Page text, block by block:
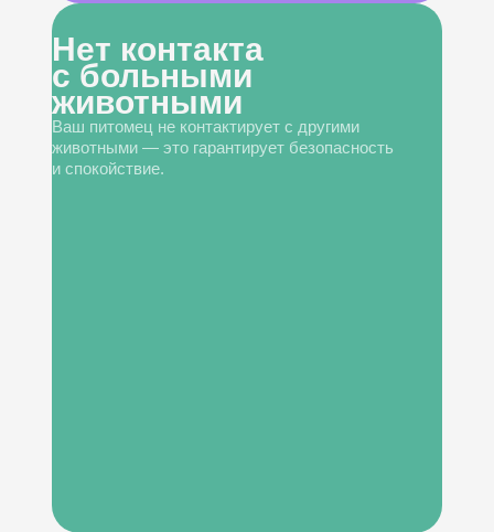
Нет контакта
с больными
животными
Ваш питомец не контактирует с другими
животными — это гарантирует безопасность
и спокойствие.